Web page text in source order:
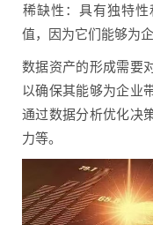
稀缺性‌：具有独特
值，因为它们能够为
数据资产的形成需要
以确保其能够为企业
通过数据分析优化决
力等。